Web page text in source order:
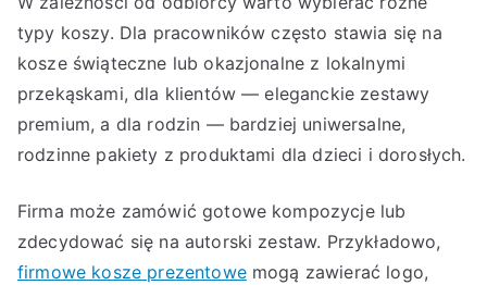
typy koszy. Dla pracowników często stawia się na
kosze świąteczne lub okazjonalne z lokalnymi
przekąskami, dla klientów — eleganckie zestawy
premium, a dla rodzin — bardziej uniwersalne,
rodzinne pakiety z produktami dla dzieci i dorosłych.
Firma może zamówić gotowe kompozycje lub
zdecydować się na autorski zestaw. Przykładowo,
firmowe kosze prezentowemogą zawierać logo,